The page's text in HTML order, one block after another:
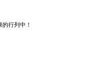
行列中！